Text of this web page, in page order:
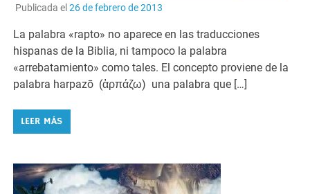
Publicada el 26 de febrero de 2013
La palabra «rapto» no aparece en las traducciones
hispanas de la Biblia, ni tampoco la palabra
«arrebatamiento» como tales. El concepto proviene de la
palabra harpazō (ἁρπάζω) una palabra que […]
LEER MÁS